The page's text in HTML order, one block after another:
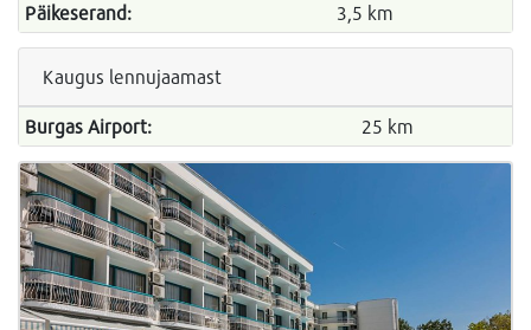
Päikeserand:
3,5 km
Kaugus lennujaamast
Burgas Airport: 25 km